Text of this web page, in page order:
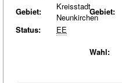
Gebiet:
Kreisstadt
Neunkirchen
Status:
EE
Gebiet:
Wahl: